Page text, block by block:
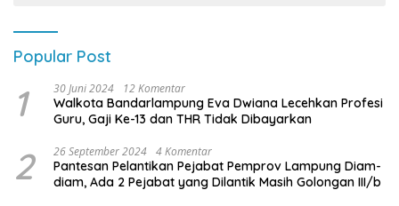
Popular Post
1 30 Juni 2024 12 Komentar
Walkota Bandarlampung Eva Dwiana Lecehkan Profesi
Guru, Gaji Ke-13 dan THR Tidak Dibayarkan
2 26 September 2024 4 Komentar
Pantesan Pelantikan Pejabat Pemprov Lampung Diam-
diam, Ada 2 Pejabat yang Dilantik Masih Golongan III/b